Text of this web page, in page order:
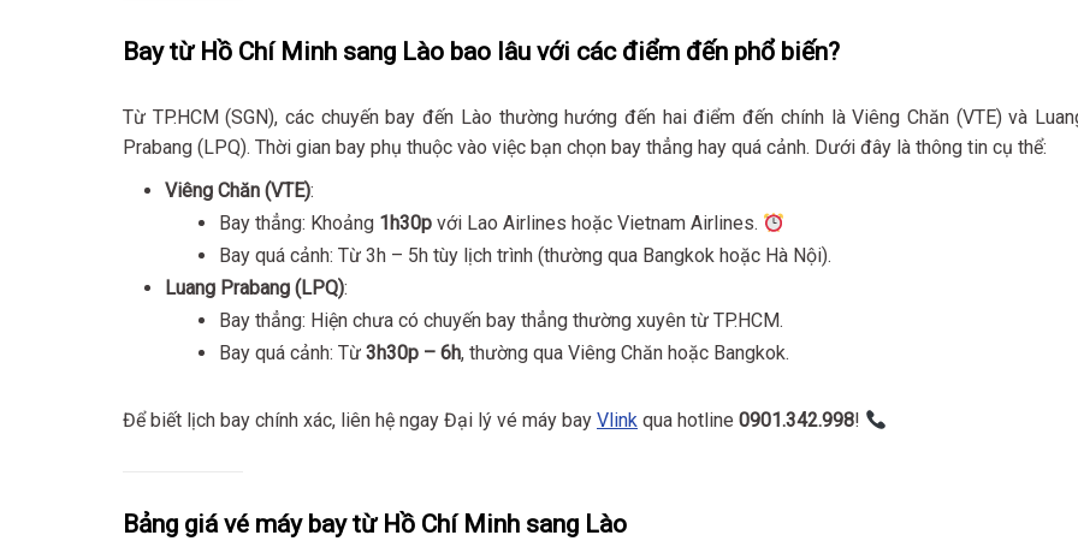
Bay từ Hồ Chí Minh sang Lào bao lâu với các điểm đến phổ biến?
Từ TP.HCM (SGN), các chuyến bay đến Lào thường hướng đến hai điểm đến chính là Viêng Chăn (VTE) và
Prabang (LPQ). Thời gian bay phụ thuộc vào việc bạn chọn bay thẳng hay quá cảnh. Dưới đây là thông tin cụ thể:
Viêng Chăn (VTE):
Bay thẳng: Khoảng 1h30p với Lao Airlines hoặc Vietnam Airlines.
Bay quá cảnh: Từ 3h – 5h tùy lịch trình (thường qua Bangkok hoặc Hà Nội).
Luang Prabang (LPQ):
Bay thẳng: Hiện chưa có chuyến bay thẳng thường xuyên từ TP.HCM.
Bay quá cảnh: Từ 3h30p – 6h, thường qua Viêng Chăn hoặc Bangkok.
Để biết lịch bay chính xác, liên hệ ngay Đại lý vé máy bay Vlink qua hotline 0901.342.998!
Bảng giá vé máy bay từ Hồ Chí Minh sang Lào